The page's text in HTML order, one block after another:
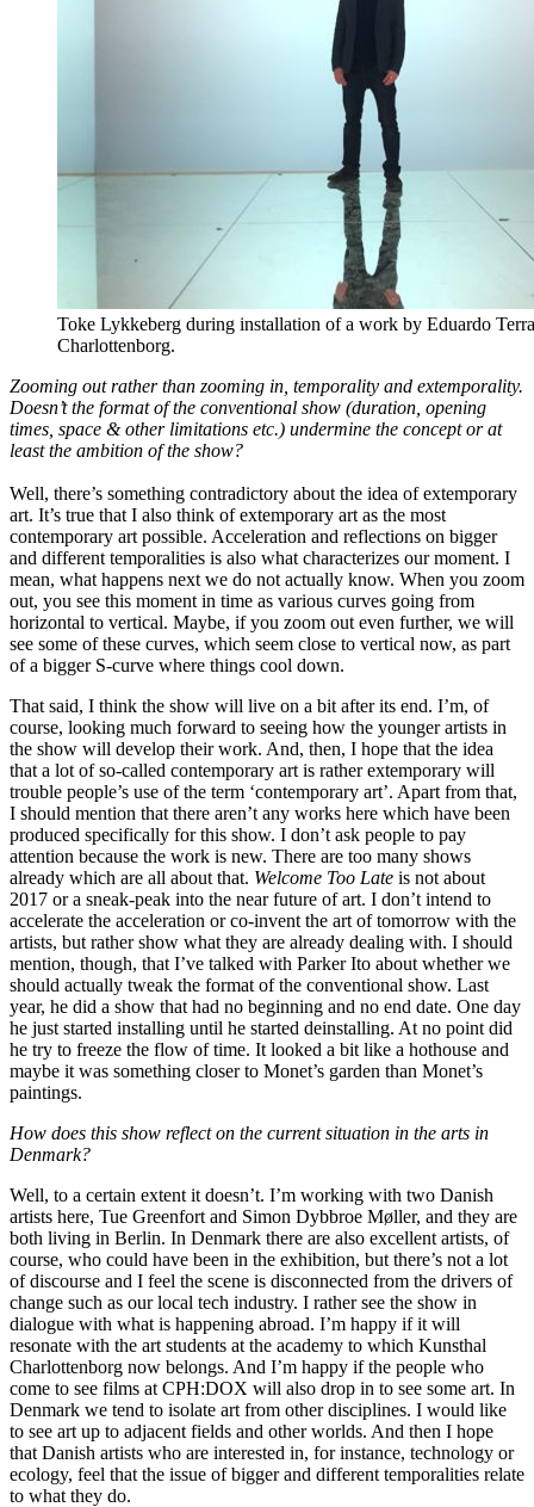
Toke Lykkeberg during installation of a work by Eduardo
Charlottenborg.
Zooming out rather than zooming in, temporality and extemporality.
Doesn’t the format of the conventional show (duration, opening
times, space & other limitations etc.) undermine the concept or at
least the ambition of the show?
Well, there’s something contradictory about the idea of extemporary
art. It’s true that I also think of extemporary art as the most
contemporary art possible. Acceleration and reflections on bigger
and different temporalities is also what characterizes our moment. I
mean, what happens next we do not actually know. When you zoom
out, you see this moment in time as various curves going from
horizontal to vertical. Maybe, if you zoom out even further, we will
see some of these curves, which seem close to vertical now, as part
of a bigger S-curve where things cool down.
That said, I think the show will live on a bit after its end. I’m, of
course, looking much forward to seeing how the younger artists in
the show will develop their work. And, then, I hope that the idea
that a lot of so-called contemporary art is rather extemporary will
trouble people’s use of the term ‘contemporary art’. Apart from that,
I should mention that there aren’t any works here which have been
produced specifically for this show. I don’t ask people to pay
attention because the work is new. There are too many shows
already which are all about that. Welcome Too Late is not about
2017 or a sneak-peak into the near future of art. I don’t intend to
accelerate the acceleration or co-invent the art of tomorrow with the
artists, but rather show what they are already dealing with. I should
mention, though, that I’ve talked with Parker Ito about whether we
should actually tweak the format of the conventional show. Last
year, he did a show that had no beginning and no end date. One day
he just started installing until he started deinstalling. At no point did
he try to freeze the flow of time. It looked a bit like a hothouse and
maybe it was something closer to Monet’s garden than Monet’s
paintings.
How does this show reflect on the current situation in the arts in
Denmark?
Well, to a certain extent it doesn’t. I’m working with two Danish
artists here, Tue Greenfort and Simon Dybbroe Møller, and they are
both living in Berlin. In Denmark there are also excellent artists, of
course, who could have been in the exhibition, but there’s not a lot
of discourse and I feel the scene is disconnected from the drivers of
change such as our local tech industry. I rather see the show in
dialogue with what is happening abroad. I’m happy if it will
resonate with the art students at the academy to which Kunsthal
Charlottenborg now belongs. And I’m happy if the people who
come to see films at CPH:DOX will also drop in to see some art. In
Denmark we tend to isolate art from other disciplines. I would like
to see art up to adjacent fields and other worlds. And then I hope
that Danish artists who are interested in, for instance, technology or
ecology, feel that the issue of bigger and different temporalities relate
to what they do.